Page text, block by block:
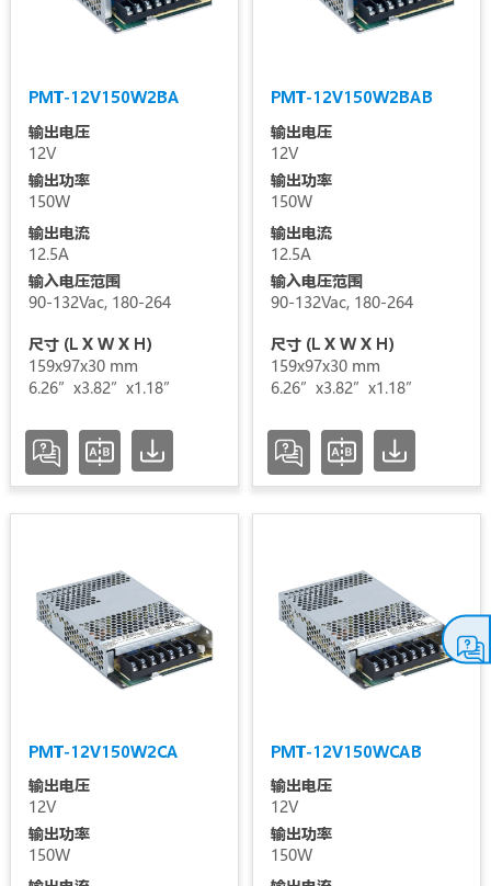
清空选项
PMT-12V150W2BA
输出电压
12V
输出功率
150W
输出电流
12.5A
输入电压范围
90-132Vac, 180-264
尺寸 (L X W X H)
159x97x30 mm
6.26”x3.82”x1.18”
PMT-12V150W2BAB
输出电压
12V
输出功率
150W
输出电流
12.5A
输入电压范围
90-132Vac, 180-264
尺寸 (L X W X H)
159x97x30 mm
6.26”x3.82”x1.18”
PMT-12V150W2CA
输出电压
12V
输出功率
150W
PMT-12V150WCAB
输出电压
12V
输出功率
150W